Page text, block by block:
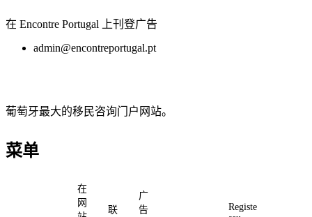
在 Encontre Portugal 上刊登广告
admin@encontreportugal.pt
葡萄牙最大的移民咨询门户网站。
菜单
在
网
联
广
告
Registe